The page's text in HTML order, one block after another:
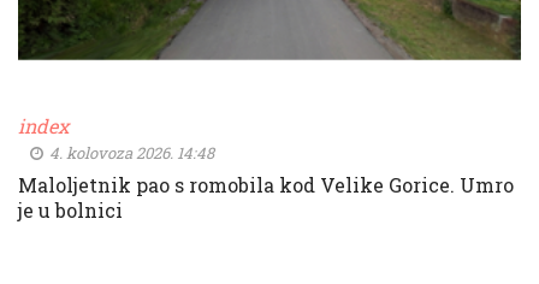
index
4. kolovoza 2026. 14:48
Maloljetnik pao s romobila kod Velike Gorice. Umro
je u bolnici